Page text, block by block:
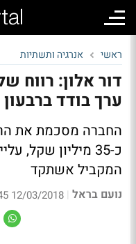
ראשי אנרגיה ותשתיות
ערך בודד
החברה מסכמת את
המקביל אשתקד
נועם בראל |
12/03/2018 08:45